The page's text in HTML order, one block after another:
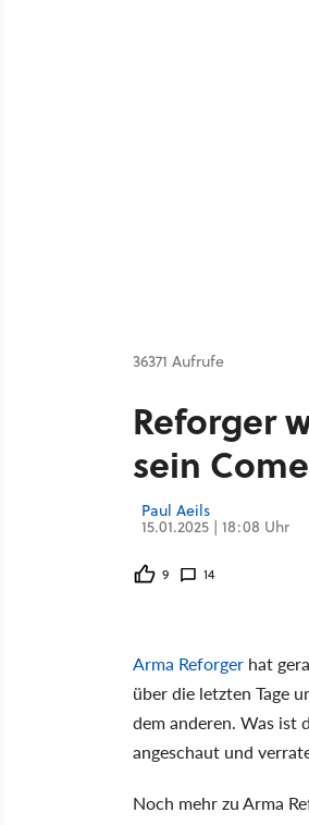
36371 Aufrufe
Reforger
sein
Paul Aeils
15.01.2025 | 18:08 Uhr
9 14
Arma Reforger hat
über die letzten Tage
dem anderen. Was ist
angeschaut und
Noch mehr zu Arma